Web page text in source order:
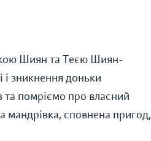
Шиян та Теєю Шиян-
зникнення доньки
та помріємо про власний
мандрівка, сповнена пригод,